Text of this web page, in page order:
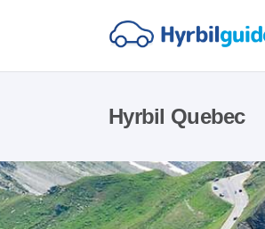
Hyrbil Quebec